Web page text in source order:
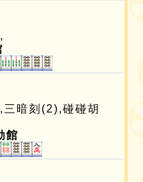
暗刻(2),碰碰胡